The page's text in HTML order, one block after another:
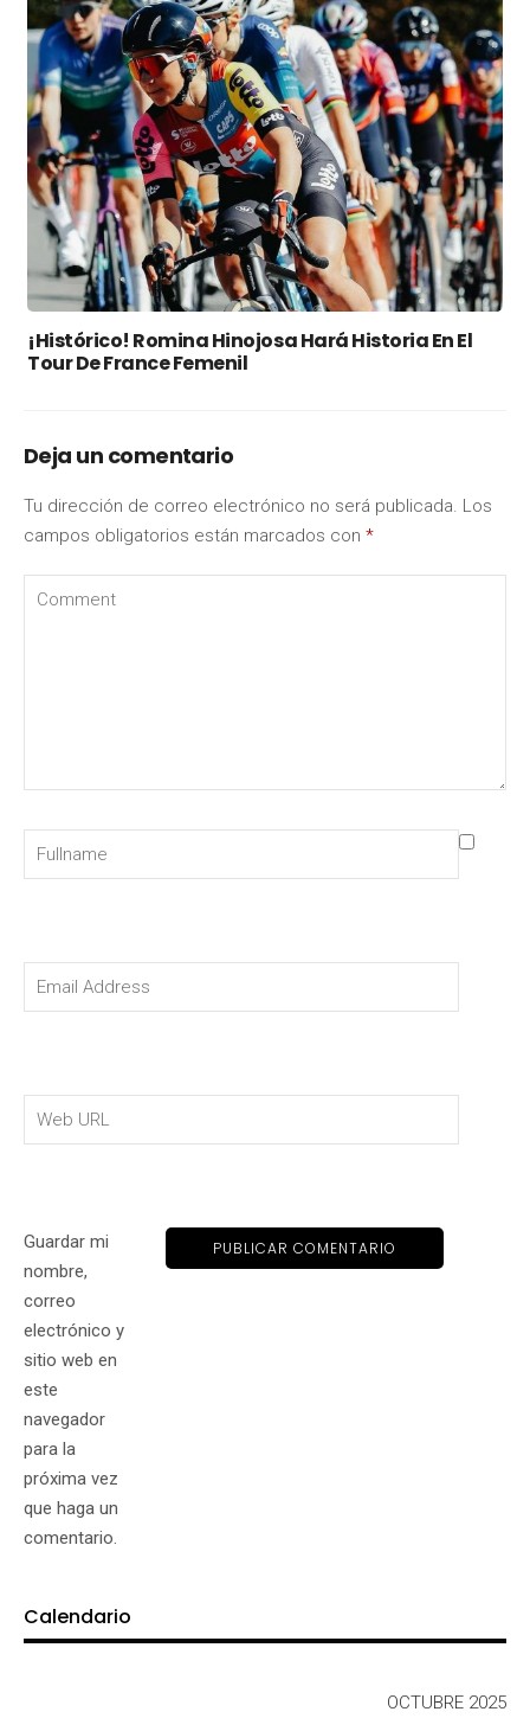
¡Histórico! Romina Hinojosa Hará Historia En El
Tour De France Femenil
Deja un comentario
Tu dirección de correo electrónico no será publicada. Los
campos obligatorios están marcados con *
Guardar mi
nombre,
correo
electrónico y
sitio web en
este
navegador
para la
próxima vez
que haga un
comentario.
Calendario
OCTUBRE 2025